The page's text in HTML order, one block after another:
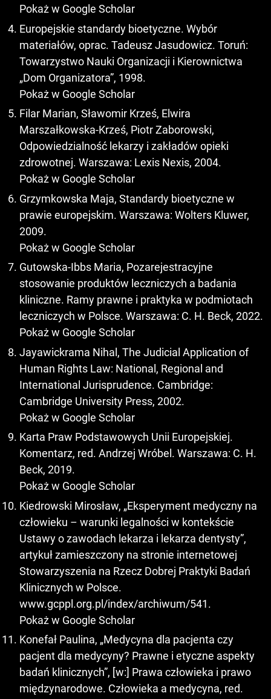
Pokaż w Google Scholar
Europejskie standardy bioetyczne. Wybór
materiałów, oprac. Tadeusz Jasudowicz. Toruń:
Towarzystwo Nauki Organizacji i Kierownictwa
„Dom Organizatora”, 1998.
Pokaż w Google Scholar
Filar Marian, Sławomir Krześ, Elwira
Marszałkowska-Krześ, Piotr Zaborowski,
Odpowiedzialność lekarzy i zakładów opieki
zdrowotnej. Warszawa: Lexis Nexis, 2004.
Pokaż w Google Scholar
Grzymkowska Maja, Standardy bioetyczne w
prawie europejskim. Warszawa: Wolters Kluwer,
2009.
Pokaż w Google Scholar
Gutowska-Ibbs Maria, Pozarejestracyjne
stosowanie produktów leczniczych a badania
kliniczne. Ramy prawne i praktyka w podmiotach
leczniczych w Polsce. Warszawa: C. H. Beck, 2022.
Pokaż w Google Scholar
Jayawickrama Nihal, The Judicial Application of
Human Rights Law: National, Regional and
International Jurisprudence. Cambridge:
Cambridge University Press, 2002.
Pokaż w Google Scholar
Karta Praw Podstawowych Unii Europejskiej.
Komentarz, red. Andrzej Wróbel. Warszawa: C. H.
Beck, 2019.
Pokaż w Google Scholar
Kiedrowski Mirosław, „Eksperyment medyczny na
człowieku – warunki legalności w kontekście
Ustawy o zawodach lekarza i lekarza dentysty”,
artykuł zamieszczony na stronie internetowej
Stowarzyszenia na Rzecz Dobrej Praktyki Badań
Klinicznych w Polsce.
www.gcppl.org.pl/index/archiwum/541.
Pokaż w Google Scholar
Konefał Paulina, „Medycyna dla pacjenta czy
pacjent dla medycyny? Prawne i etyczne aspekty
badań klinicznych”, [w:] Prawa człowieka i prawo
międzynarodowe. Człowieka a medycyna, red.